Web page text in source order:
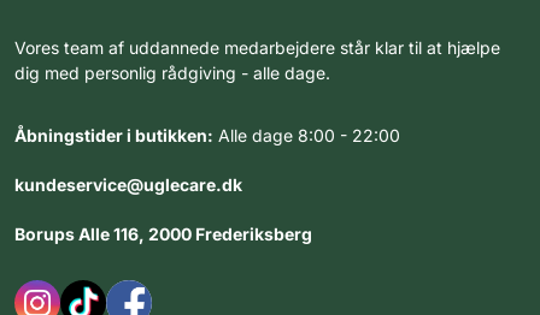
Vores team af uddannede medarbejdere står klar til at hjælpe
dig med personlig rådgiving - alle dage.
Åbningstider i butikken: Alle dage 8:00 - 22:00
kundeservice@uglecare.dk
Borups Alle 116, 2000 Frederiksberg